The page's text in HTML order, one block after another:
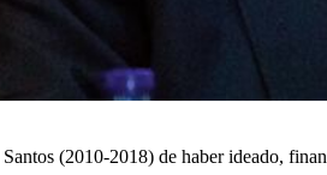
(2010-2018) de haber ideado,